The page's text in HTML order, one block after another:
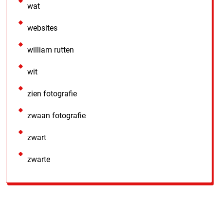
wat
websites
william rutten
wit
zien fotografie
zwaan fotografie
zwart
zwarte